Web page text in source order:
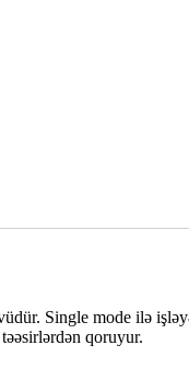
Single mode ilə
qoruyur.